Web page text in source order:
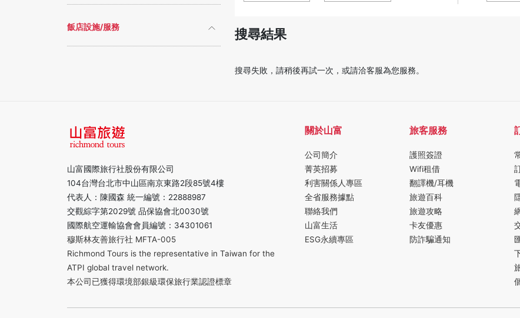
飯店設施/服務 搜尋結果
搜尋失敗，請稍後再試一次，或請洽客服為您服務。
山富國際旅行社股份有限公司
104台灣台北市中山區南京東路2段85號4樓
代表人：陳國森 統一編號：22888987
交觀綜字第2029號 品保協會北0030號
國際航空運輸協會會員編號：34301061
穆斯林友善旅行社 MFTA-005
Richmond Tours is the representative in Taiwan for the
ATPI global travel network.
本公司已獲得環境部銀級環保旅行業認證標章
關於山富
公司簡介
菁英招募
利害關係人專區
全省服務據點
聯絡我們
山富生活
ESG永續專區
旅客服務
護照簽證
Wifi租借
翻譯機/耳機
旅遊百科
旅遊攻略
卡友優惠
防詐騙通知